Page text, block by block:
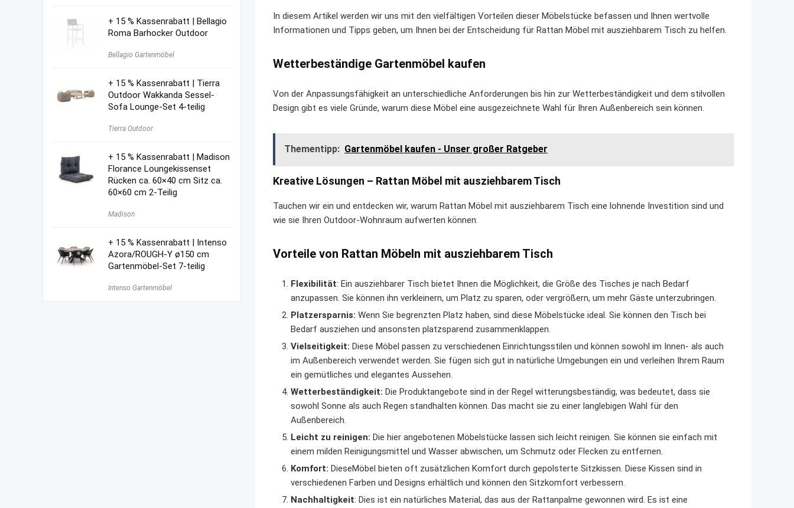
In diesem Artikel werden wir uns mit den vielfältigen Vorteilen dieser Möbelstücke befassen und Ihnen wertvolle
Informationen und Tipps geben, um Ihnen bei der Entscheidung für Rattan Möbel mit ausziehbarem Tisch zu helfen.
Wetterbeständige Gartenmöbel kaufen
Von der Anpassungsfähigkeit an unterschiedliche Anforderungen bis hin zur Wetterbeständigkeit und dem stilvollen
Design gibt es viele Gründe, warum diese Möbel eine ausgezeichnete Wahl für Ihren Außenbereich sein können.
Thementipp: Gartenmöbel kaufen - Unser großer Ratgeber
Kreative Lösungen – Rattan Möbel mit ausziehbarem Tisch
Tauchen wir ein und entdecken wir, warum Rattan Möbel mit ausziehbarem Tisch eine lohnende Investition sind und
wie sie Ihren Outdoor-Wohnraum aufwerten können.
Vorteile von Rattan Möbeln mit ausziehbarem Tisch
Flexibilität: Ein ausziehbarer Tisch bietet Ihnen die Möglichkeit, die Größe des Tisches je nach Bedarf
anzupassen. Sie können ihn verkleinern, um Platz zu sparen, oder vergrößern, um mehr Gäste unterzubringen.
Platzersparnis: Wenn Sie begrenzten Platz haben, sind diese Möbelstücke ideal. Sie können den Tisch bei
Bedarf ausziehen und ansonsten platzsparend zusammenklappen.
Vielseitigkeit: Diese Möbel passen zu verschiedenen Einrichtungsstilen und können sowohl im Innen- als auch
im Außenbereich verwendet werden. Sie fügen sich gut in natürliche Umgebungen ein und verleihen Ihrem Raum
ein gemütliches und elegantes Aussehen.
Wetterbeständigkeit: Die Produktangebote sind in der Regel witterungsbeständig, was bedeutet, dass sie
sowohl Sonne als auch Regen standhalten können. Das macht sie zu einer langlebigen Wahl für den
Außenbereich.
Leicht zu reinigen: Die hier angebotenen Möbelstücke lassen sich leicht reinigen. Sie können sie einfach mit
einem milden Reinigungsmittel und Wasser abwischen, um Schmutz oder Flecken zu entfernen.
Komfort: DieseMöbel bieten oft zusätzlichen Komfort durch gepolsterte Sitzkissen. Diese Kissen sind in
verschiedenen Farben und Designs erhältlich und können den Sitzkomfort verbessern.
Nachhaltigkeit: Dies ist ein natürliches Material, das aus der Rattanpalme gewonnen wird. Es ist eine
+ 15 % Kassenrabatt | Bellagio
Roma Barhocker Outdoor
Bellagio Gartenmöbel
+ 15 % Kassenrabatt | Tierra
Outdoor Wakkanda Sessel-
Sofa Lounge-Set 4-teilig
Tierra Outdoor
+ 15 % Kassenrabatt | Madison
Florance Loungekissenset
Rücken ca. 60×40 cm Sitz ca.
60×60 cm 2-Teilig
Madison
+ 15 % Kassenrabatt | Intenso
Azora/ROUGH-Y ø150 cm
Gartenmöbel-Set 7-teilig
Intenso Gartenmöbel